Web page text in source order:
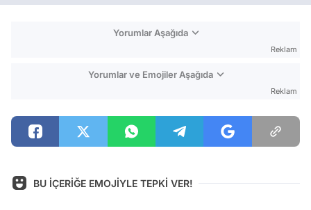
Yorumlar Aşağıda
Reklam
Yorumlar ve Emojiler Aşağıda
Reklam
BU İÇERİĞE EMOJİYLE TEPKİ VER!